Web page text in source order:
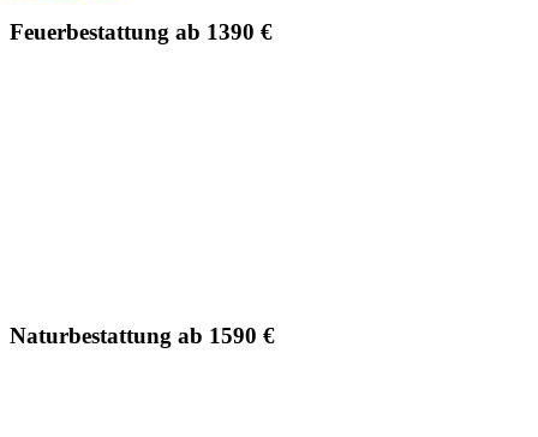
Feuerbestattung ab 1390 €
Naturbestattung ab 1590 €